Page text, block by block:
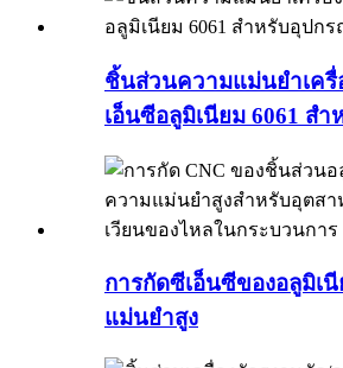
ชิ้นส่วนความแม่นยำเครื่
เอ็นซีอลูมิเนียม 6061 สำ
การกัดซีเอ็นซีของอลูมิเ
แม่นยำสูง